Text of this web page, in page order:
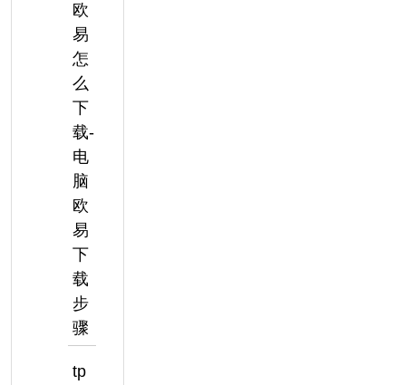
欧
易
怎
么
下
载-
电
脑
欧
易
下
载
步
骤
tp